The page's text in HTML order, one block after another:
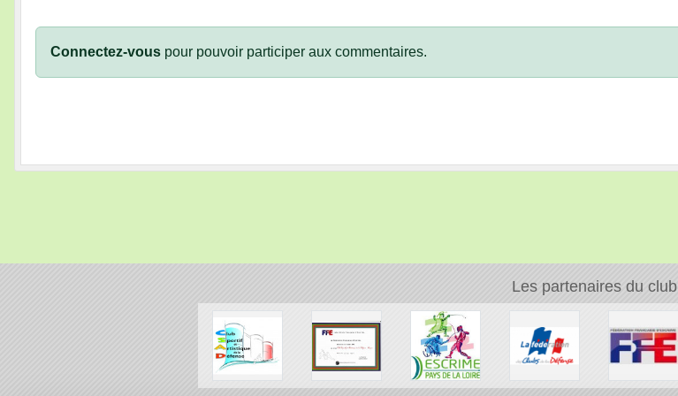
Connectez-vous pour pouvoir participer aux commentaires.
Les partenaires du club